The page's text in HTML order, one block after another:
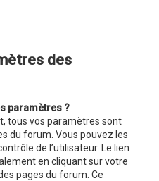
des
paramètres ?
tous vos paramètres sont
du forum. Vous pouvez les
de l’utilisateur. Le lien
en cliquant sur votre
pages du forum. Ce